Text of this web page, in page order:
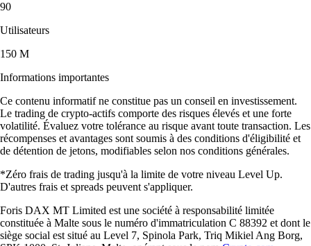
90
Utilisateurs
150 M
Informations importantes
Ce contenu informatif ne constitue pas un conseil en investissement.
Le trading de crypto-actifs comporte des risques élevés et une forte
volatilité. Évaluez votre tolérance au risque avant toute transaction. Les
récompenses et avantages sont soumis à des conditions d'éligibilité et
de détention de jetons, modifiables selon nos conditions générales.
*Zéro frais de trading jusqu'à la limite de votre niveau Level Up.
D'autres frais et spreads peuvent s'appliquer.
Foris DAX MT Limited est une société à responsabilité limitée
constituée à Malte sous le numéro d'immatriculation C 88392 et dont le
siège social est situé au Level 7, Spinola Park, Triq Mikiel Ang Borg,